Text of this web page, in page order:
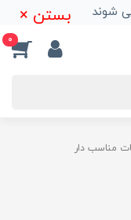
شوند بستن ×
0
مناسب دار